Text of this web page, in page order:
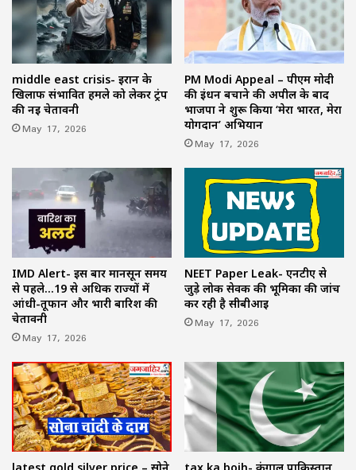
middle east crisis- ईरान के
खिलाफ संभावित हमले को लेकर ट्रंप
की नई चेतावनी
May 17, 2026
PM Modi Appeal – पीएम मोदी
की ईंधन बचाने की अपील के बाद
भाजपा ने शुरू किया ‘मेरा भारत, मेरा
योगदान’ अभियान
May 17, 2026
IMD Alert- इस बार मानसून समय
से पहले…19 से अधिक राज्यों में
आंधी-तूफान और भारी बारिश की
चेतावनी
May 17, 2026
NEET Paper Leak- एनटीए से
जुड़े लोक सेवक की भूमिका की जांच
कर रही है सीबीआई
May 17, 2026